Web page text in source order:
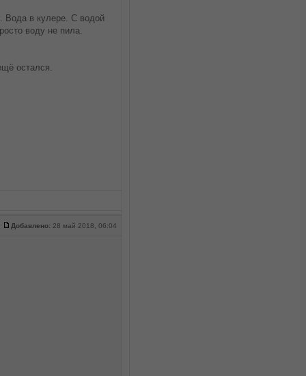
Вода в кулере. С водой
воду не пила.
остался.
Добавлено: 28 май 2018, 06:04